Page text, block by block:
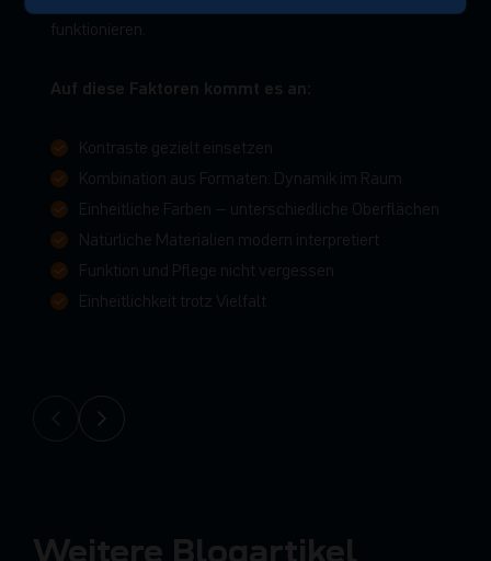
funktionieren.
Auf diese Faktoren kommt es an:
Kontraste gezielt einsetzen
Kombination aus Formaten: Dynamik im Raum
Einheitliche Farben – unterschiedliche Oberflächen
Natürliche Materialien modern interpretiert
Funktion und Pflege nicht vergessen
Einheitlichkeit trotz Vielfalt
Weitere Blogartikel